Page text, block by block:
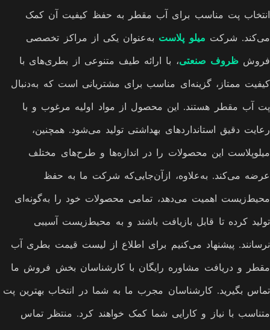
انتخاب پت مناسب برای آب مقطر به حفظ کیفیت آن کمک
می‌کند. شرکت میلو پلاست به‌عنوان یکی از مراکز تخصصی
فروشظروف صنعتی، با ارائه طیف متنوعی از بطری‌های با
کیفیت ممتاز، گزینه‌ای مناسب برای مشتریانی است که به‌دنبال
پت آب مقطر هستند. این محصول از مواد اولیه مرغوب و با
رعایت دقیق استانداردهای بهداشتی تولید می‌شود. همچنین،
میلوپلاست این محصولات را در اندازه‌ها و طرح‌های مختلف
عرضه می‌کند. به‌علاوه، ازآن‌جایی‌که شرکت ما به حفظ
محیط‌زیست اهمیت می‌دهد، تمامی محصولات خود را به‌گونه‌ای
تولید کرده تا قابل بازیافت باشند و به محیط‌زیست آسیبی
نرسانند. پیشنهاد می‌کنیم برای اطلاع از لیست قیمت بطری آب
مقطر و دریافت مشاوره رایگان با کارشناسان بخش فروش ما
تماس بگیرید. کارشناسان مجرب ما به شما در انتخاب بهترین پت
متناسب با نیاز و کارایی شما کمک خواهند کرد. منتظر تماس